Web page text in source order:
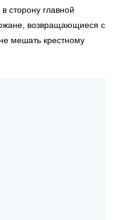
сторону главной
возвращающиеся с
мешать крестному